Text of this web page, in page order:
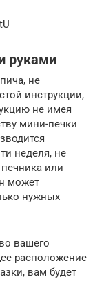
руками
не
инструкции,
не имея
мини-печки
неделя, не
или
может
нужных
вашего
расположение
вам будет